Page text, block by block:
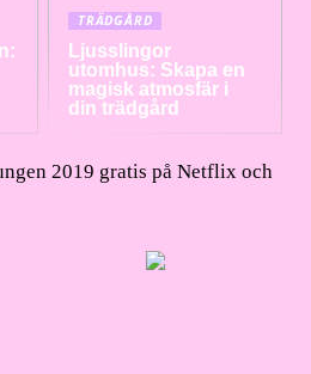
TRÄDGÅRD
Ljusslingor
utomhus: Skapa en
magisk atmosfär i
din trädgård
2019 gratis på Netflix och